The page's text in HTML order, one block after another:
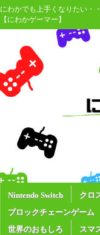
にわかでも上手くなりたい・
【にわかゲーマー】
Nintendo Switch クロ
ブロックチェーンゲーム
世界のおもしろ
スマ